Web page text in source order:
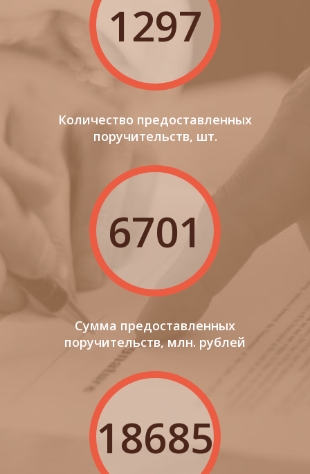
1297
Количество предоставленных
поручительств, шт.
6701
Сумма предоставленных
поручительств, млн. рублей
18685